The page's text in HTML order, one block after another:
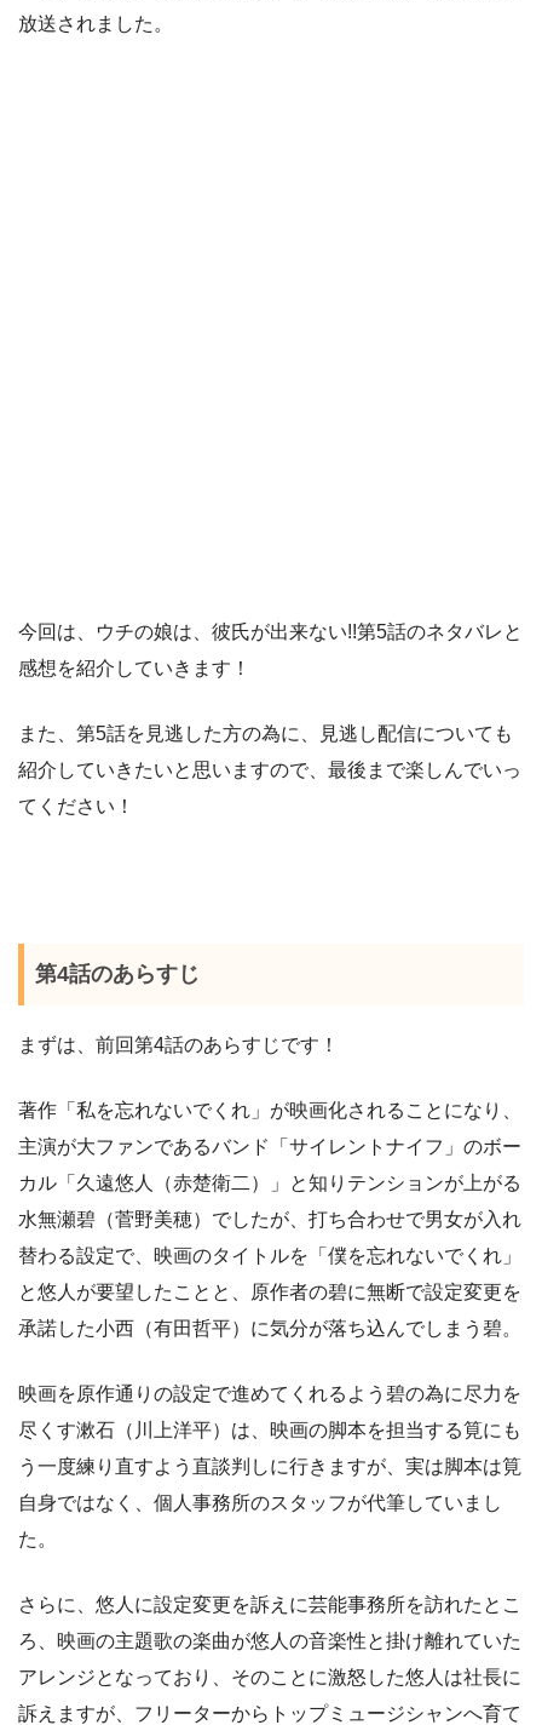
放送されました。
今回は、ウチの娘は、彼氏が出来ない!!第5話のネタバレと
感想を紹介していきます！
また、第5話を見逃した方の為に、見逃し配信についても
紹介していきたいと思いますので、最後まで楽しんでいっ
てください！
第4話のあらすじ
まずは、前回第4話のあらすじです！
著作「私を忘れないでくれ」が映画化されることになり、
主演が大ファンであるバンド「サイレントナイフ」のボー
カル「久遠悠人（赤楚衛二）」と知りテンションが上がる
水無瀬碧（菅野美穂）でしたが、打ち合わせで男女が入れ
替わる設定で、映画のタイトルを「僕を忘れないでくれ」
と悠人が要望したことと、原作者の碧に無断で設定変更を
承諾した小西（有田哲平）に気分が落ち込んでしまう碧。
映画を原作通りの設定で進めてくれるよう碧の為に尽力を
尽くす漱石（川上洋平）は、映画の脚本を担当する筧にも
う一度練り直すよう直談判しに行きますが、実は脚本は筧
自身ではなく、個人事務所のスタッフが代筆していまし
た。
さらに、悠人に設定変更を訴えに芸能事務所を訪れたとこ
ろ、映画の主題歌の楽曲が悠人の音楽性と掛け離れていた
アレンジとなっており、そのことに激怒した悠人は社長に
訴えますが、フリーターからトップミュージシャンへ育て